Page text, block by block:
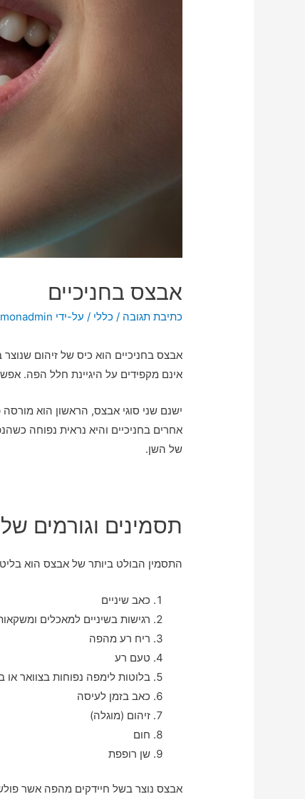
אבצס בחניכיים
כתיבת תגובה / כללי / על-ידי
אבצס בחניכיים הוא כיס של זיהום
אינם מקפידים על היגיינת חלל הפה.
ישנם שני סוגי אבצס, הראשון הוא מורסה
אחרים בחניכיים והיא נראית נפוחה
של השן.
תסמינים וגורמים
התסמין הבולט ביותר של אבצס הוא
כאב שיניים
רגישות בשיניים למאכלים
ריח רע מהפה
טעם רע
בלוטות לימפה נפוחות בצוואר או
כאב בזמן לעיסה
זיהום (מוגלה)
חום
שן רופפת
אבצס נוצר בשל חיידקים מהפה אשר